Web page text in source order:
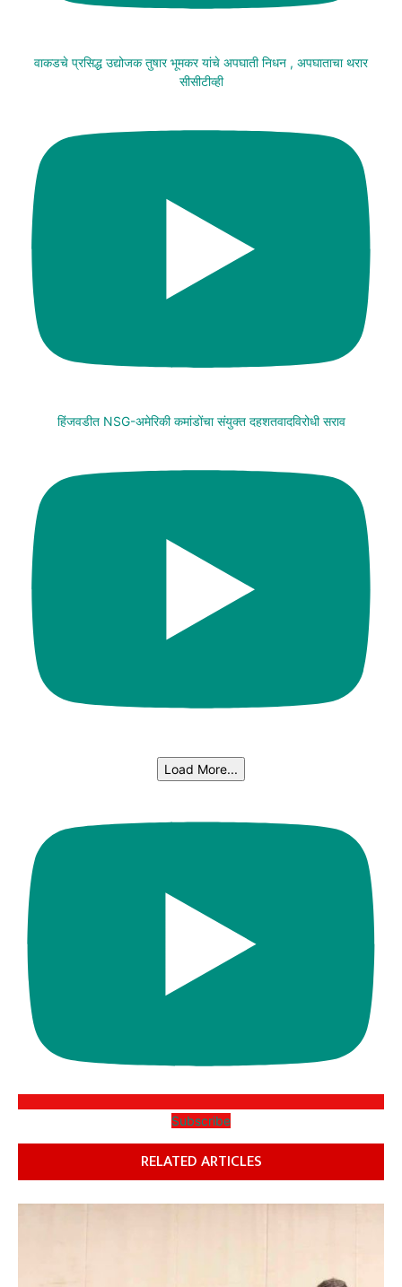
वाकडचे प्रसिद्ध उद्योजक तुषार भूमकर यांचे अपघाती निधन , अपघाताचा थरार
सीसीटीव्ही
हिंजवडीत NSG-अमेरिकी कमांडोंचा संयुक्त दहशतवादविरोधी सराव
Load More...
Subscribe
RELATED ARTICLES